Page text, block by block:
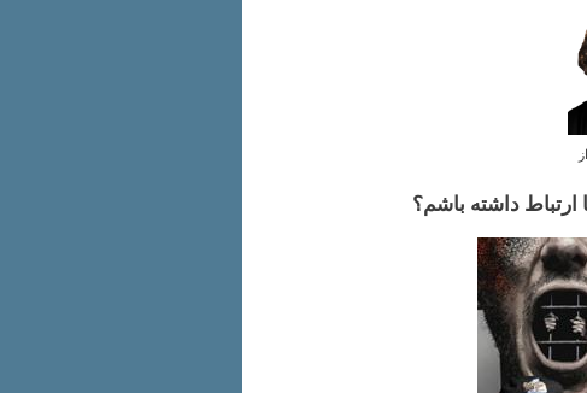
ارتباط داشته باشم؟